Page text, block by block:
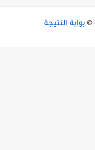
بوابة النتيجة